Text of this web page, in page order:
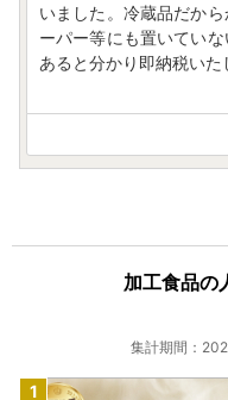
いました。冷蔵品だか
ーパー等にも置いてい
あると分かり即納税い
加工食品の
集計期間：